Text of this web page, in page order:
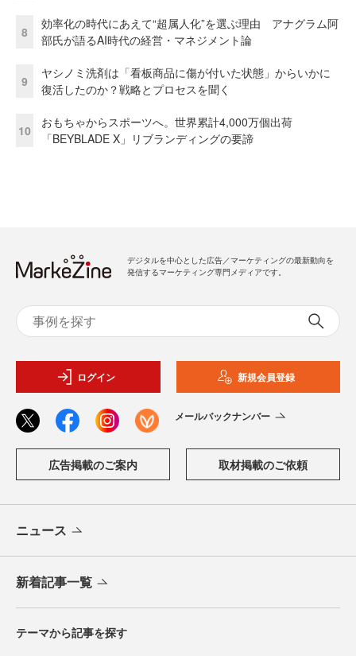
8
効率化の時代にあえて“超属人化”を選ぶ理由 アナグラム阿
部氏が語るAI時代の経営・マネジメント論
9
ヤシノミ洗剤は「看板商品に傷が付いた状態」からいかに
復活したのか？戦略とプロセスを聞く
10
おもちゃからスポーツへ。世界累計4,000万個出荷
「BEYBLADE X」リブランディングの要諦
デジタルを中心とした広告／マーケティングの最新動向を
発信するマーケティング専門メディアです。
ログイン 新規会員登録
メールバックナンバー
広告掲載のご案内 取材掲載のご依頼
ニュース
新着記事一覧
テーマから記事を探す